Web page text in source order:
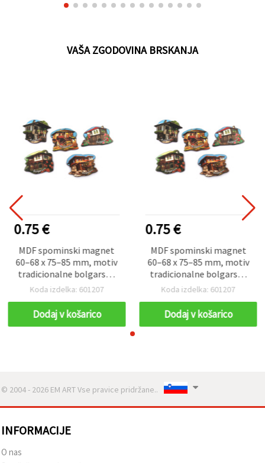
VAŠA ZGODOVINA BRSKANJA
0.75 €
MDF spominski magnet
60–68 x 75–85 mm, motiv
tradicionalne bolgarske
hiše / mešano
Koda izdelka: 601207
Dodaj v košarico
0.75 €
MDF spominski magnet
60–68 x 75–85 mm, motiv
tradicionalne bolgarske
hiše / mešano
Koda izdelka: 601207
Dodaj v košarico
© 2004 - 2026 EM ART Vse pravice pridržane..
INFORMACIJE
O nas